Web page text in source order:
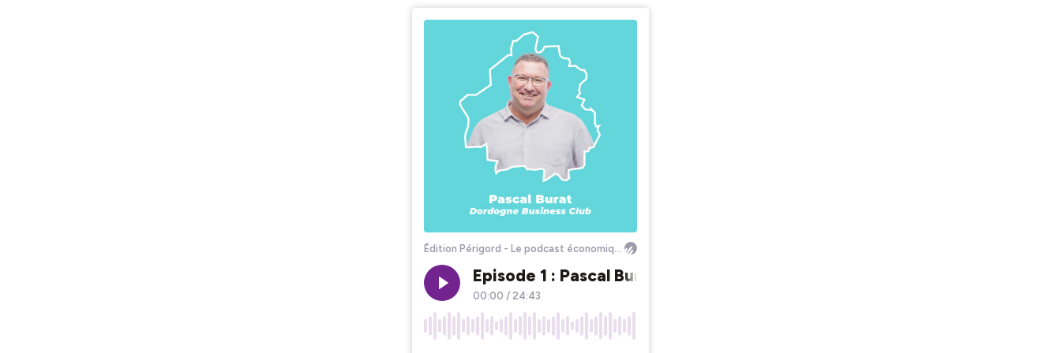
Édition Périgord - Le podcast économique
Episode 1 : Pascal Burat nous parle du Dordogne Business Club
00:00 / 24:43